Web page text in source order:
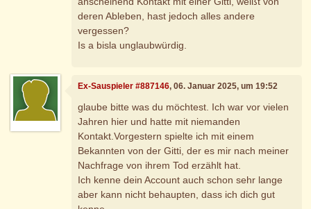
deren Ableben, hast jedoch alles andere
vergessen?
Is a bisla unglaubwürdig.
Ex-Sauspieler #887146, 06. Januar 2025, um 19:52
glaube bitte was du möchtest. Ich war vor vielen
Jahren hier und hatte mit niemanden
Kontakt.Vorgestern spielte ich mit einem
Bekannten von der Gitti, der es mir nach meiner
Nachfrage von ihrem Tod erzählt hat.
Ich kenne dein Account auch schon sehr lange
aber kann nicht behaupten, dass ich dich gut